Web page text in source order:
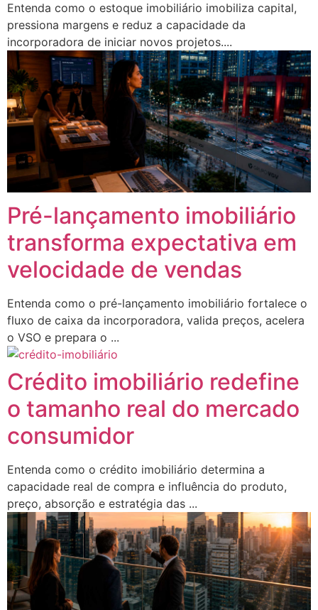
Entenda como o estoque imobiliário imobiliza capital,
pressiona margens e reduz a capacidade da
incorporadora de iniciar novos projetos....
Pré-lançamento imobiliário
transforma expectativa em
velocidade de vendas
Entenda como o pré-lançamento imobiliário fortalece o
fluxo de caixa da incorporadora, valida preços, acelera
o VSO e prepara o ...
Crédito imobiliário redefine
o tamanho real do mercado
consumidor
Entenda como o crédito imobiliário determina a
capacidade real de compra e influência do produto,
preço, absorção e estratégia das ...